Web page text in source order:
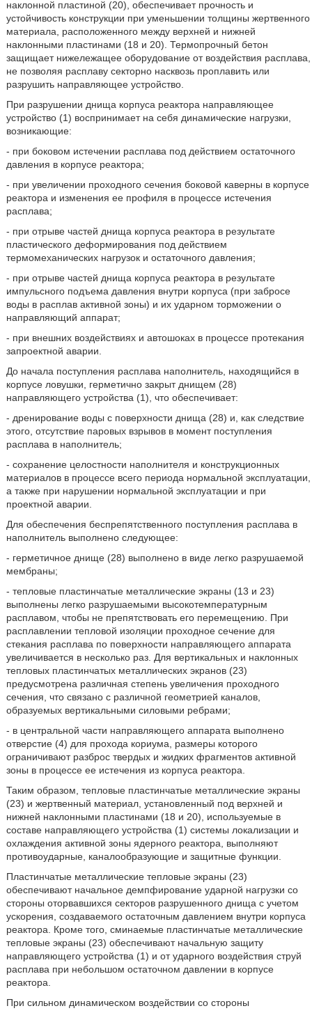
наклонной пластиной (20), обеспечивает прочность и
устойчивость конструкции при уменьшении толщины жертвенного
материала, расположенного между верхней и нижней
наклонными пластинами (18 и 20). Термопрочный бетон
защищает нижележащее оборудование от воздействия расплава,
не позволяя расплаву секторно насквозь проплавить или
разрушить направляющее устройство.
При разрушении днища корпуса реактора направляющее
устройство (1) воспринимает на себя динамические нагрузки,
возникающие:
- при боковом истечении расплава под действием остаточного
давления в корпусе реактора;
- при увеличении проходного сечения боковой каверны в корпусе
реактора и изменения ее профиля в процессе истечения
расплава;
- при отрыве частей днища корпуса реактора в результате
пластического деформирования под действием
термомеханических нагрузок и остаточного давления;
- при отрыве частей днища корпуса реактора в результате
импульсного подъема давления внутри корпуса (при забросе
воды в расплав активной зоны) и их ударном торможении о
направляющий аппарат;
- при внешних воздействиях и автошоках в процессе протекания
запроектной аварии.
До начала поступления расплава наполнитель, находящийся в
корпусе ловушки, герметично закрыт днищем (28)
направляющего устройства (1), что обеспечивает:
- дренирование воды с поверхности днища (28) и, как следствие
этого, отсутствие паровых взрывов в момент поступления
расплава в наполнитель;
- сохранение целостности наполнителя и конструкционных
материалов в процессе всего периода нормальной эксплуатации,
а также при нарушении нормальной эксплуатации и при
проектной аварии.
Для обеспечения беспрепятственного поступления расплава в
наполнитель выполнено следующее:
- герметичное днище (28) выполнено в виде легко разрушаемой
мембраны;
- тепловые пластинчатые металлические экраны (13 и 23)
выполнены легко разрушаемыми высокотемпературным
расплавом, чтобы не препятствовать его перемещению. При
расплавлении тепловой изоляции проходное сечение для
стекания расплава по поверхности направляющего аппарата
увеличивается в несколько раз. Для вертикальных и наклонных
тепловых пластинчатых металлических экранов (23)
предусмотрена различная степень увеличения проходного
сечения, что связано с различной геометрией каналов,
образуемых вертикальными силовыми ребрами;
- в центральной части направляющего аппарата выполнено
отверстие (4) для прохода кориума, размеры которого
ограничивают разброс твердых и жидких фрагментов активной
зоны в процессе ее истечения из корпуса реактора.
Таким образом, тепловые пластинчатые металлические экраны
(23) и жертвенный материал, установленный под верхней и
нижней наклонными пластинами (18 и 20), используемые в
составе направляющего устройства (1) системы локализации и
охлаждения активной зоны ядерного реактора, выполняют
противоударные, каналообразующие и защитные функции.
Пластинчатые металлические тепловые экраны (23)
обеспечивают начальное демпфирование ударной нагрузки со
стороны оторвавшихся секторов разрушенного днища с учетом
ускорения, создаваемого остаточным давлением внутри корпуса
реактора. Кроме того, сминаемые пластинчатые металлические
тепловые экраны (23) обеспечивают начальную защиту
направляющего устройства (1) и от ударного воздействия струй
расплава при небольшом остаточном давлении в корпусе
реактора.
При сильном динамическом воздействии со стороны